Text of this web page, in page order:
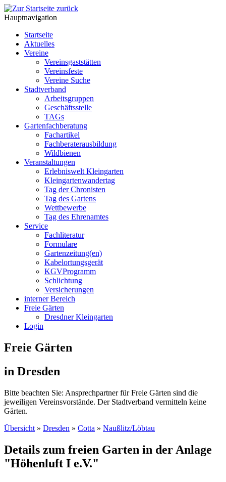
Hauptnavigation
Startseite
Aktuelles
Vereine
Vereinsgaststätten
Vereinsfeste
Vereine Suche
Stadtverband
Arbeitsgruppen
Geschäftsstelle
TAGs
Gartenfachberatung
Fachartikel
Fachberaterausbildung
Wildbienen
Veranstaltungen
Erlebniswelt Kleingarten
Kleingartenwandertag
Tag der Chronisten
Tag des Gartens
Wettbewerbe
Tag des Ehrenamtes
Service
Fachliteratur
Formulare
Gartenzeitung(en)
Kabelortungsgerät
KGVProgramm
Schlichtung
Versicherungen
interner Bereich
Freie Gärten
Dresdner Kleingarten
Login
Freie Gärten
in Dresden
Bitte beachten Sie: Ansprechpartner für Freie Gärten sind die
jeweiligen Vereinsvorstände. Der Stadtverband vermitteln keine
Gärten.
Übersicht » Dresden » Cotta » Naußlitz/Löbtau
Details zum freien Garten in der Anlage
"Höhenluft I e.V."